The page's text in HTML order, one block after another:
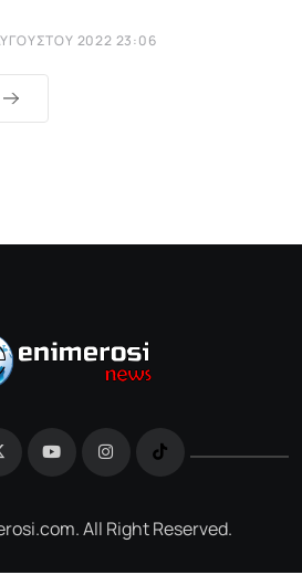
2022 23:06
All Right Reserved.